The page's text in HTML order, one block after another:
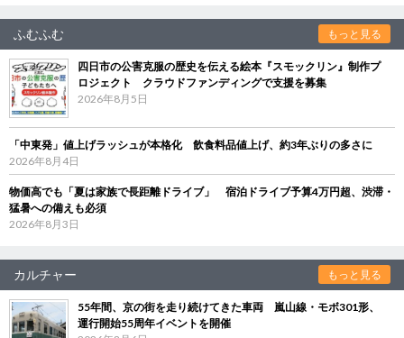
ふむふむ もっと見る
四日市の公害克服の歴史を伝える絵本『スモックリン』制作プ
ロジェクト クラウドファンディングで支援を募集
2026年8月5日
「中東発」値上げラッシュが本格化 飲食料品値上げ、約3年ぶりの多さに
2026年8月4日
物価高でも「夏は家族で長距離ドライブ」 宿泊ドライブ予算4万円超、渋滞・
猛暑への備えも必須
2026年8月3日
カルチャー もっと見る
55年間、京の街を走り続けてきた車両 嵐山線・モボ301形、
運行開始55周年イベントを開催